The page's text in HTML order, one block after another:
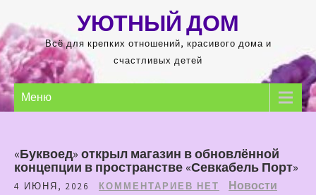
содержимому
УЮТНЫЙ ДОМ
Всё для крепких отношений, красивого дома и
счастливых детей
Меню
«Буквоед» открыл магазин в обновлённой
концепции в пространстве «Севкабель Порт»
4 ИЮНЯ, 2026 КОММЕНТАРИЕВ НЕТ
Новости